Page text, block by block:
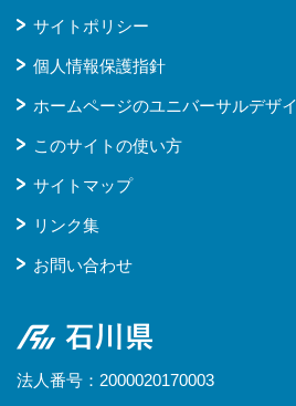
サイトポリシー
個人情報保護指針
ホームページのユニバーサルデザ
このサイトの使い方
サイトマップ
リンク集
お問い合わせ
石川県
法人番号：2000020170003